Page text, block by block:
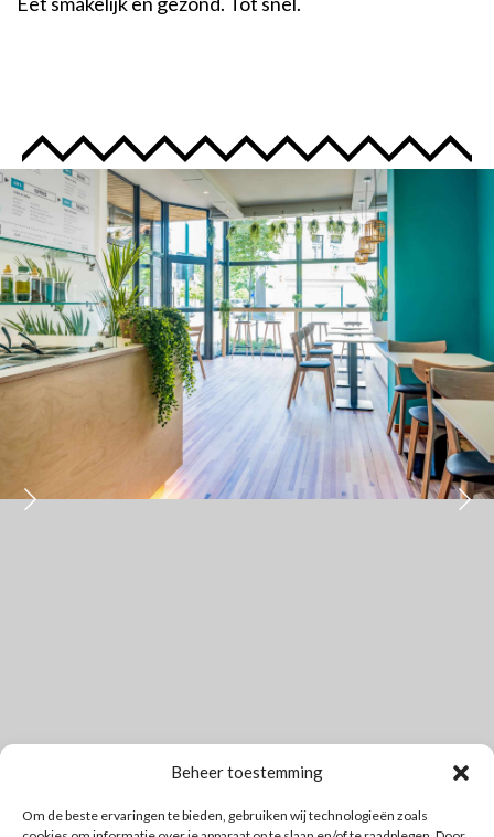
Beheer toestemming
Om de beste ervaringen te bieden, gebruiken wij technologieën zoals